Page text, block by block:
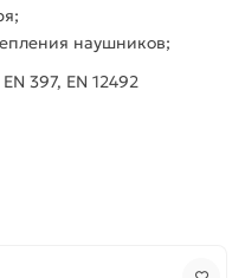
наушников;
397, EN 12492